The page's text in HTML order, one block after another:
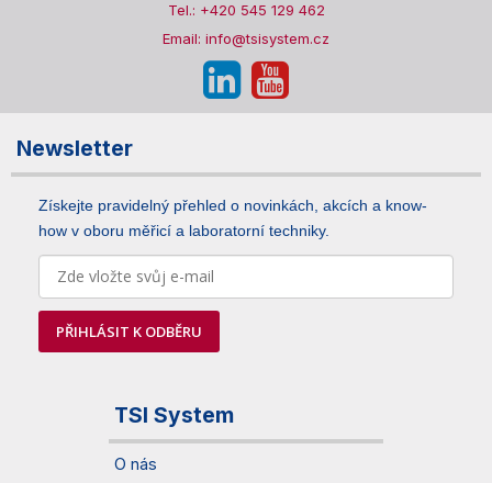
Tel.: +420 545 129 462
Email: info@tsisystem.cz
Newsletter
Získejte pravidelný přehled o novinkách, akcích a know-
how v oboru měřicí a laboratorní techniky.
PŘIHLÁSIT K ODBĚRU
TSI System
O nás